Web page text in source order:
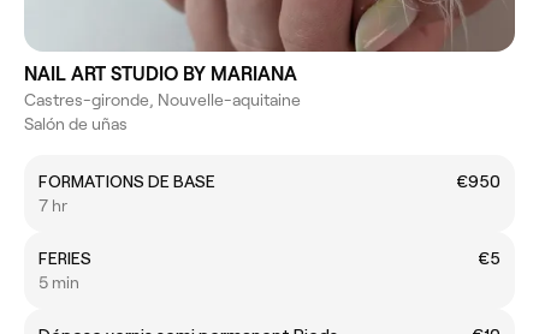
NAIL ART STUDIO BY MARIANA
Castres-gironde, Nouvelle-aquitaine
Salón de uñas
FORMATIONS DE BASE
€950
7 hr
FERIES
€5
5 min